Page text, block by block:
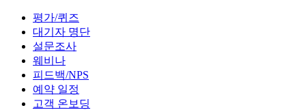
평가/퀴즈
대기자 명단
설문조사
웨비나
피드백/NPS
예약 일정
고객 온보딩